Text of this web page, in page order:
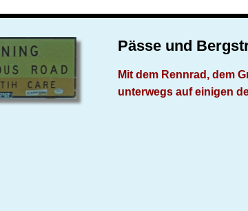
Pässe und
Mit dem Rennrad, dem
unterwegs auf einigen